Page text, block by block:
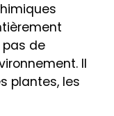
de
Il
plantes, les